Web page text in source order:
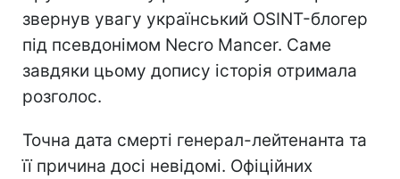
звернув увагу український OSINT-блогер
під псевдонімом Necro Mancer. Саме
завдяки цьому допису історія отримала
розголос.
Точна дата смерті генерал-лейтенанта та
її причина досі невідомі. Офіційних